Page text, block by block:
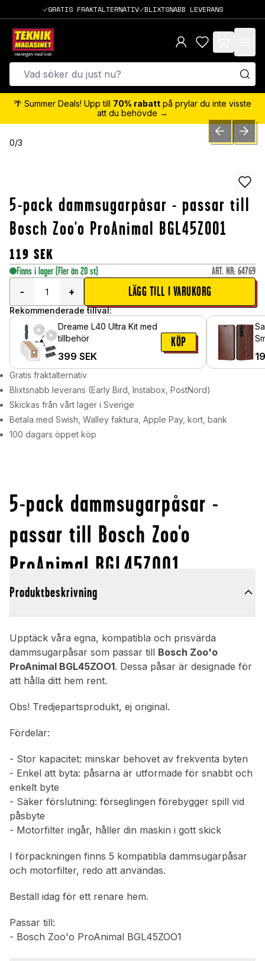
GRATIS FRAKTALTERNATIV BLIXTSNABB LEVERANS
items in cart,
🌴 Summer Deals! Upp till 70% rabatt på prylar du inte visste
att du behövde →
0/3 PREVIOUSNEXT
5-pack dammsugarpåsar - passar till
Bosch Zoo'o ProAnimal BGL45ZOO1
119 SEK
Finns i lager (Fler än 20 st) ART. NR: 64769
-
+ LÄGG TILL I VARUKORG
Rekommenderade tillval:
Dreame L40 Ultra Kit med
tillbehör
399 SEK
KÖP
Gratis fraktalternativ
Blixtsnabb leverans (Early Bird, Instabox, PostNord)
Skickas från vårt lager i Sverige
Betala med Swish, Walley faktura, Apple Pay, kort, bank
100 dagars öppet köp
5-pack dammsugarpåsar -
passar till Bosch Zoo'o
ProAnimal BGL45ZOO1
Produktbeskrivning
Upptäck våra egna, kompatibla och prisvärda
dammsugarpåsar som passar till Bosch Zoo'o
ProAnimal BGL45ZOO1. Dessa påsar är designade för
att hålla ditt hem rent.
Obs! Tredjepartsprodukt, ej original.
Fördelar:
- Stor kapacitet: minskar behovet av frekventa byten
- Enkel att byta: påsarna är utformade för snabbt och
enkelt byte
- Säker förslutning: förseglingen förebygger spill vid
påsbyte
- Motorfilter ingår, håller din maskin i gott skick
I förpackningen finns 5 kompatibla dammsugarpåsar
och motorfilter, redo att användas.
Beställ idag för ett renare hem.
Passar till:
- Bosch Zoo'o ProAnimal BGL45ZOO1